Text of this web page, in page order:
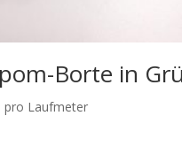
Borte in
pro Laufmeter